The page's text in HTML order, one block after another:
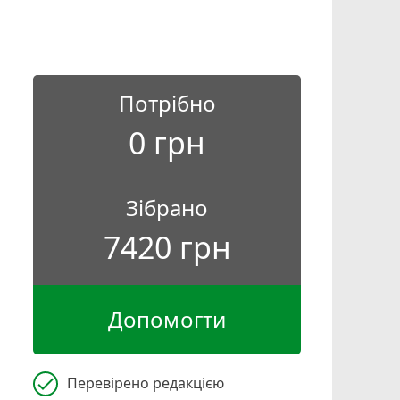
Потрібно
0 грн
Зібрано
7420 грн
Допомогти
check Перевірено редакцією